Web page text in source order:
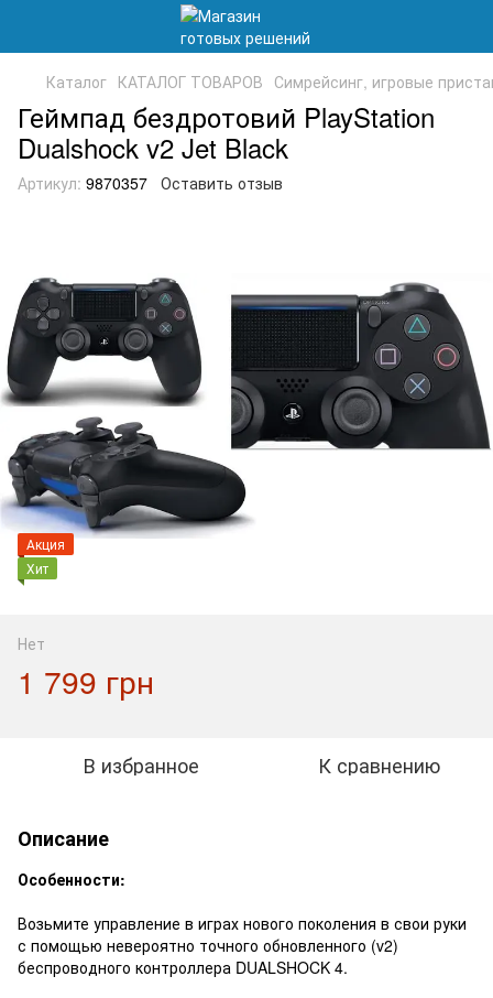
Каталог КАТАЛОГ ТОВАРОВ Симрейсинг, игровые
Геймпад бездротовий PlayStation
Dualshock v2 Jet Black
Артикул: 9870357 Оставить отзыв
Акция
Хит
Нет
1 799 грн
В избранное К сравнению
Описание
Особенности:
Возьмите управление в играх нового поколения в свои руки
с помощью невероятно точного обновленного (v2)
беспроводного контроллера DUALSHOCK 4.